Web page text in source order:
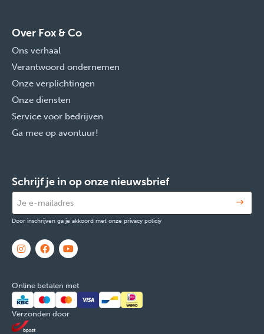
Over Fox & Co
Ons verhaal
Verantwoord ondernemen
Onze verplichtingen
Onze diensten
Service voor bedrijven
Ga mee op avontuur!
Schrijf je in op onze nieuwsbrief
Door inschrijven ga je akkoord met onze privacy policiy
Online betalen met
Verzonden door